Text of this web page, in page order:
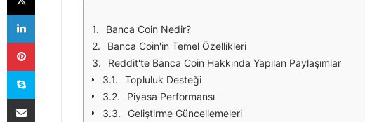
Banca Coin Nedir?
Banca Coin'in Temel Özellikleri
Reddit'te Banca Coin Hakkında Yapılan Paylaşımlar
Topluluk Desteği
Piyasa Performansı
Geliştirme Güncellemeleri
LinkedIn
Pinterest
Skype
E-Posta ile paylaş